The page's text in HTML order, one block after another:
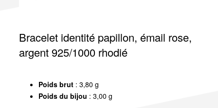
Bracelet identité papillon, émail rose,
argent 925/1000 rhodié
Poids brut: 3,80 g
Poids du bijou : 3,00 g